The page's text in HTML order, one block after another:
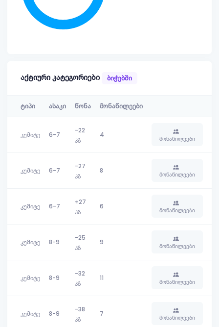
აქტიური კატეგორიები ბიჭებში
ტიპი ასაკი წონა მონაწილეები
კუმიტე 6-7
-22
კგ
4 მონაწილეები
კუმიტე 6-7
-27
კგ
8 მონაწილეები
კუმიტე 6-7
+27
კგ
6 მონაწილეები
კუმიტე 8-9
-25
კგ
9 მონაწილეები
კუმიტე 8-9
-32
კგ
11 მონაწილეები
კუმიტე 8-9
-38
კგ
7 მონაწილეები